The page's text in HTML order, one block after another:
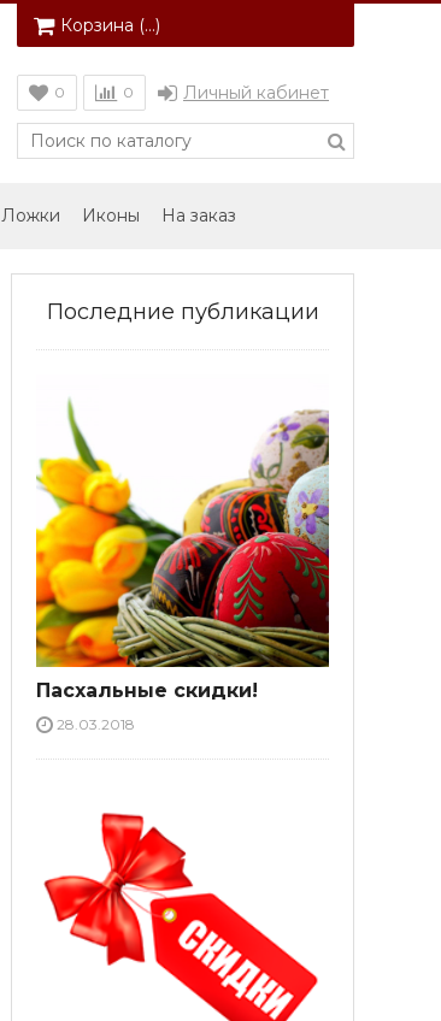
Корзина (…)
0 0 Личный кабинет
Ложки Иконы На заказ
Последние публикации
Пасхальные скидки!
28.03.2018